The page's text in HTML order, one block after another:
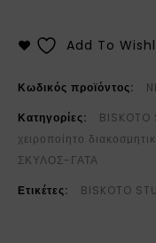
Add To
Κωδικός προϊόντος:
Κατηγορίες:
BISKOTO
χειροποίητο
ΣΚΥΛΟΣ-ΓΑΤΑ
Ετικέτες:
BISKOTO